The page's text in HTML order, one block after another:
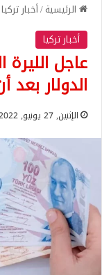
الرئيسية/أخبار تركيا
أخبار تركيا
عاجل
الدولار بعد
الإثنين, 27 يونيو, 2022